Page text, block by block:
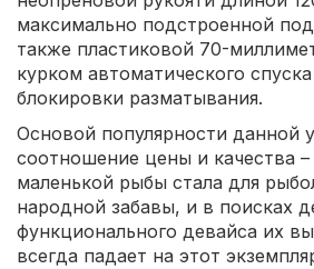
максимально подстроенной
также пластиковой 70-
курком автоматического
блокировки разматывания.
Основой популярности данной
соотношение цены и качества
маленькой рыбы стала для
народной забавы, и в поисках
функционального девайса их
всегда падает на этот